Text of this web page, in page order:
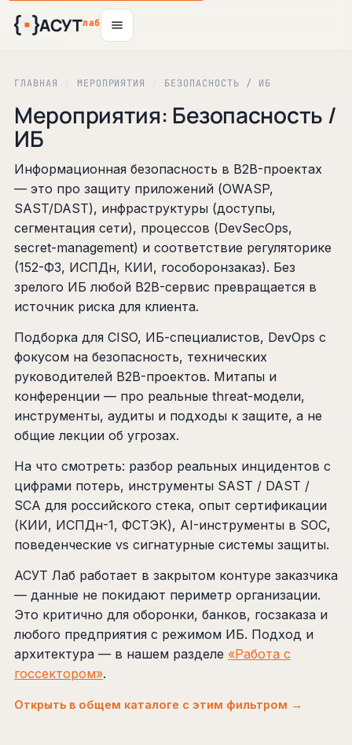
АСУТлаб
ГЛАВНАЯ МЕРОПРИЯТИЯ БЕЗОПАСНОСТЬ / ИБ
Мероприятия: Безопасность /
ИБ
Информационная безопасность в B2B-проектах
— это про защиту приложений (OWASP,
SAST/DAST), инфраструктуры (доступы,
сегментация сети), процессов (DevSecOps,
secret-management) и соответствие регуляторике
(152-ФЗ, ИСПДн, КИИ, гособоронзаказ). Без
зрелого ИБ любой B2B-сервис превращается в
источник риска для клиента.
Подборка для CISO, ИБ-специалистов, DevOps с
фокусом на безопасность, технических
руководителей B2B-проектов. Митапы и
конференции — про реальные threat-модели,
инструменты, аудиты и подходы к защите, а не
общие лекции об угрозах.
На что смотреть: разбор реальных инцидентов с
цифрами потерь, инструменты SAST / DAST /
SCA для российского стека, опыт сертификации
(КИИ, ИСПДн-1, ФСТЭК), AI-инструменты в SOC,
поведенческие vs сигнатурные системы защиты.
АСУТ Лаб работает в закрытом контуре заказчика
— данные не покидают периметр организации.
Это критично для оборонки, банков, госзаказа и
любого предприятия с режимом ИБ. Подход и
архитектура — в нашем разделе «Работа с
госсектором».
Открыть в общем каталоге с этим фильтром →
12 авг
12 авг
13 авг
13 авг
13 авг
13 авг
19 авг
27 авг
9 фев